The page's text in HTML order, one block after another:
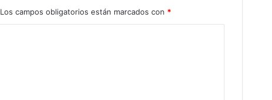
Los campos obligatorios están marcados con *